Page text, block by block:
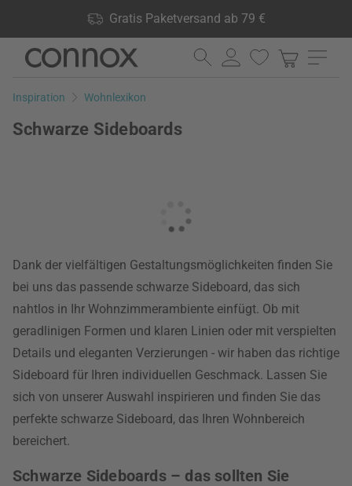
Gratis Paketversand ab 79 €
lagernd, 60 Tage Rückgaberecht
Direkt
Seiteninhalt
Direkt
Suchfeld
Inspiration Wohnlexikon
Schwarze Sideboards
Dank der vielfältigen Gestaltungsmöglichkeiten finden Sie
bei uns das passende schwarze Sideboard, das sich
nahtlos in Ihr Wohnzimmerambiente einfügt. Ob mit
geradlinigen Formen und klaren Linien oder mit verspielten
Details und eleganten Verzierungen - wir haben das richtige
Sideboard für Ihren individuellen Geschmack. Lassen Sie
sich von unserer Auswahl inspirieren und finden Sie das
perfekte schwarze Sideboard, das Ihren Wohnbereich
bereichert.
Schwarze Sideboards – das sollten Sie